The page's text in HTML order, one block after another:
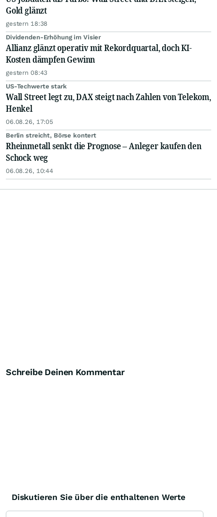
Gold glänzt
gestern 18:38
Dividenden-Erhöhung im Visier
Allianz glänzt operativ mit Rekordquartal, doch KI-
Kosten dämpfen Gewinn
gestern 08:43
US-Techwerte stark
Wall Street legt zu, DAX steigt nach Zahlen von Telekom,
Henkel
06.08.26, 17:05
Berlin streicht, Börse kontert
Rheinmetall senkt die Prognose – Anleger kaufen den
Schock weg
06.08.26, 10:44
Schreibe Deinen Kommentar
Diskutieren Sie über die enthaltenen Werte